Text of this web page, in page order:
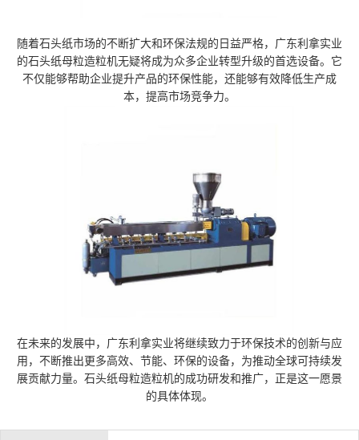
随着石头纸市场的不断扩大和环保法规的日益严格，广东利拿实业
的石头纸母粒造粒机无疑将成为众多企业转型升级的首选设备。它
不仅能够帮助企业提升产品的环保性能，还能够有效降低生产成
本，提高市场竞争力。
在未来的发展中，广东利拿实业将继续致力于环保技术的创新与应
用，不断推出更多高效、节能、环保的设备，为推动全球可持续发
展贡献力量。石头纸母粒造粒机的成功研发和推广，正是这一愿景
的具体体现。